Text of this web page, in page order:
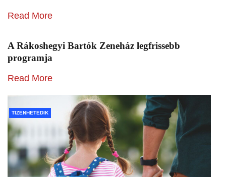
Read More
A Rákoshegyi Bartók Zeneház legfrissebb
programja
Read More
TIZENHETEDIK